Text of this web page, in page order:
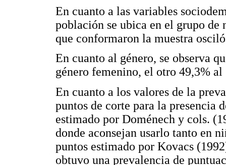
En cuanto a las variables
población se ubica en el grupo de
que conformaron la muestra
En cuanto al género, se observa
género femenino, el otro 49,3%
En cuanto a los valores de la
puntos de corte para la presencia
estimado por Doménech y cols.
donde aconsejan usarlo tanto en
puntos estimado por Kovacs
obtuvo una prevalencia de